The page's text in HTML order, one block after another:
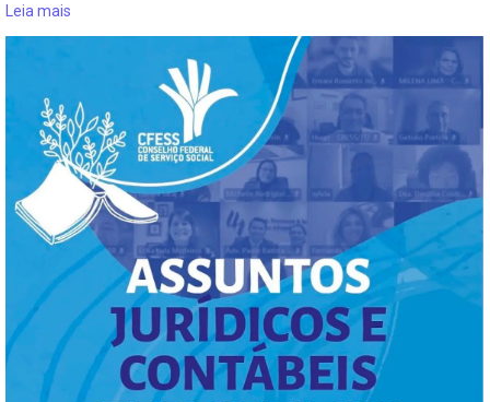
Leia mais